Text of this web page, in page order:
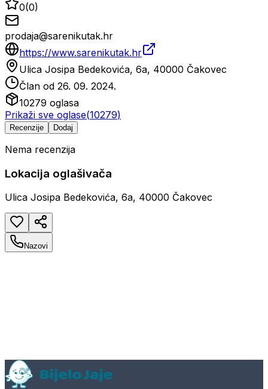
0(0)
prodaja@sarenikutak.hr
https://www.sarenikutak.hr
Ulica Josipa Bedekovića, 6a, 40000 Čakovec
Član od 26. 09. 2024.
10279 oglasa
Prikaži sve oglase(10279)
Recenzije Dodaj
Nema recenzija
Lokacija oglašivača
Ulica Josipa Bedekovića, 6a, 40000 Čakovec
Nazovi